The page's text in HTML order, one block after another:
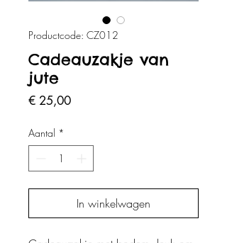
Productcode: CZ012
Cadeauzakje van
jute
€ 25,00Prijs
Aantal *
In winkelwagen